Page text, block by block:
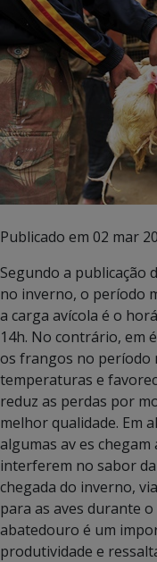
Publicado em 02 mar
Segundo a publicação
no inverno, o período
a carga avícola é o
14h. No contrário, em
os frangos no período
temperaturas e
reduz as perdas por
melhor qualidade. Em
algumas av es
interferem no sabor
chegada do inverno,
para as aves durante
abatedouro é um
produtividade e